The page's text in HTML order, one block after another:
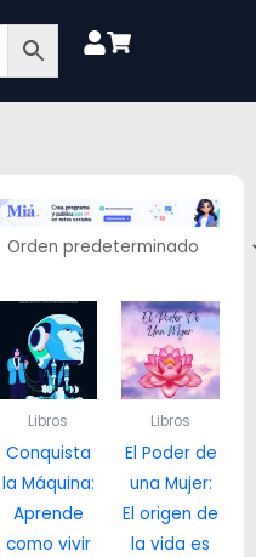
Libros
Conquista
la Máquina:
Aprende
como vivir
Libros
El Poder de
una Mujer:
El origen de
la vida es